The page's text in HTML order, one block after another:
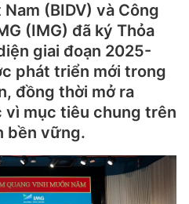
(BIDV) và Công
(IMG) đã ký Thỏa
giai đoạn 2025-
phát triển mới trong
đồng thời mở ra
vì mục tiêu chung trên
bền vững.